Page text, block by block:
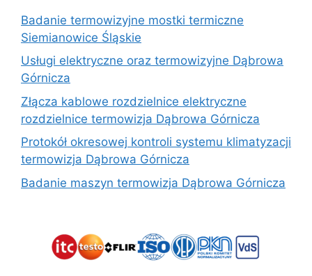
Badanie termowizyjne mostki termiczne
Siemianowice Śląskie
Usługi elektryczne oraz termowizyjne Dąbrowa
Górnicza
Złącza kablowe rozdzielnice elektryczne
rozdzielnice termowizja Dąbrowa Górnicza
Protokół okresowej kontroli systemu klimatyzacji
termowizja Dąbrowa Górnicza
Badanie maszyn termowizja Dąbrowa Górnicza